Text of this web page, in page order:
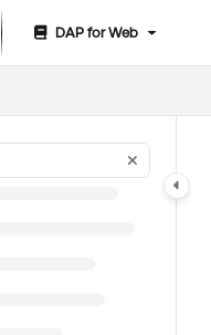
Index
index at:
DAP for Web